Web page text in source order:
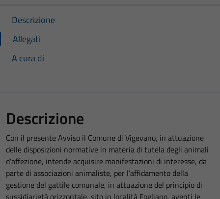
Descrizione
Allegati
A cura di
Descrizione
Con il presente Avviso il Comune di Vigevano, in attuazione
delle disposizioni normative in materia di tutela degli animali
d’affezione, intende acquisire manifestazioni di interesse, da
parte di associazioni animaliste, per l’affidamento della
gestione del gattile comunale, in attuazione del principio di
sussidiarietà orizzontale, sito in località Fogliano, aventi le